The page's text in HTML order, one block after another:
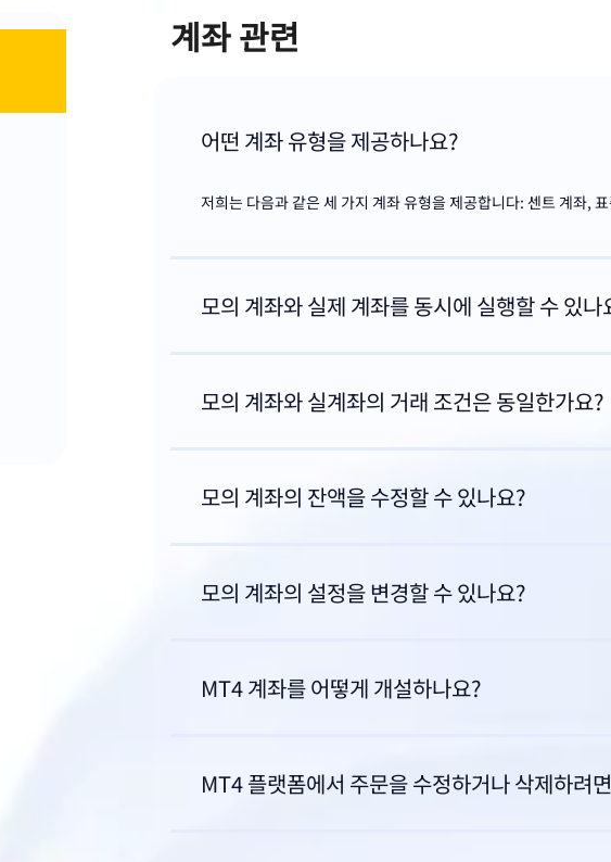
계좌 관련
어떤 계좌 유형을 제공하나요?
저희는 다음과 같은 세 가지 계좌 유형을 제공합니다: 센트 계좌,
모의 계좌와 실제 계좌를 동시에 실행할 수 있나
모의 계좌와 실계좌의 거래 조건은 동일한가요?
모의 계좌의 잔액을 수정할 수 있나요?
모의 계좌의 설정을 변경할 수 있나요?
MT4 계좌를 어떻게 개설하나요?
MT4 플랫폼에서 주문을 수정하거나 삭제하려